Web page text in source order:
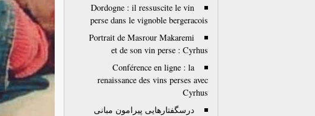
Dordogne : il ressuscite le vin
perse dans le vignoble bergeracois
Portrait de Masrour Makaremi
et de son vin perse : Cyrhus
Conférence en ligne : la
renaissance des vins perses avec
Cyrhus
درسگفتارهایی پیرامون مبانی